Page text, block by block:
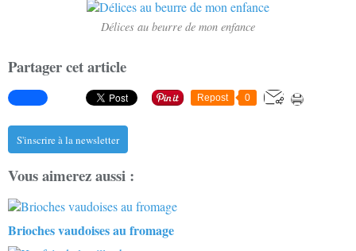
Délices au beurre de mon enfance
Partager cet article
Repost 0
S'inscrire à la newsletter
Vous aimerez aussi :
Brioches vaudoises au fromage